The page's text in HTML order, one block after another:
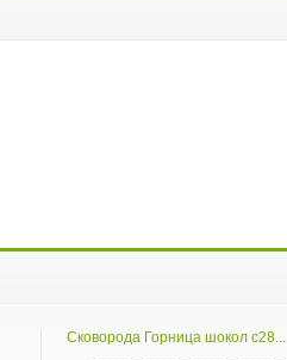
Сковорода Горница шокол с28...